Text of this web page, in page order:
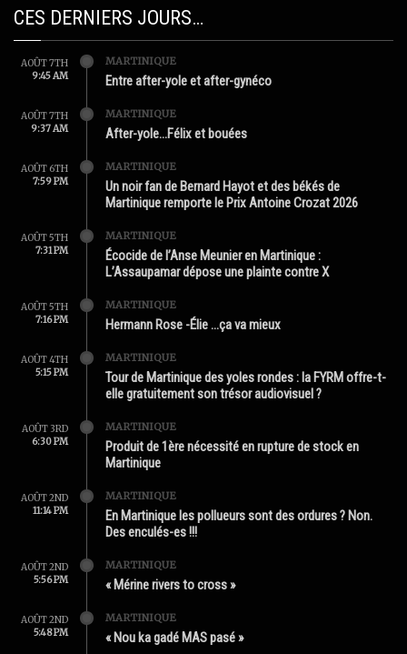
CES DERNIERS JOURS…
AOÛT 7TH
9:45 AM
MARTINIQUE
Entre after-yole et after-gynéco
AOÛT 7TH
9:37 AM
MARTINIQUE
After-yole…Félix et bouées
AOÛT 6TH
7:59 PM
MARTINIQUE
Un noir fan de Bernard Hayot et des békés de
Martinique remporte le Prix Antoine Crozat 2026
AOÛT 5TH
7:31 PM
MARTINIQUE
Écocide de l’Anse Meunier en Martinique :
L’Assaupamar dépose une plainte contre X
AOÛT 5TH
7:16 PM
MARTINIQUE
Hermann Rose -Élie …ça va mieux
AOÛT 4TH
5:15 PM
MARTINIQUE
Tour de Martinique des yoles rondes : la FYRM offre-t-
elle gratuitement son trésor audiovisuel ?
AOÛT 3RD
6:30 PM
MARTINIQUE
Produit de 1ère nécessité en rupture de stock en
Martinique
AOÛT 2ND
11:14 PM
MARTINIQUE
En Martinique les pollueurs sont des ordures ? Non.
Des enculés-es !!!
AOÛT 2ND
5:56 PM
MARTINIQUE
« Mérine rivers to cross »
AOÛT 2ND
5:48 PM
MARTINIQUE
« Nou ka gadé MAS pasé »